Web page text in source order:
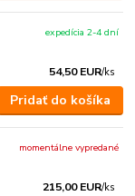
54,50 EUR/ks
expedícia 2-4 dní
Pridať do košíka
215,00 EUR/ks
momentálne vypredané